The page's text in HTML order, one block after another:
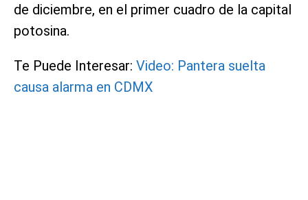
de diciembre, en el primer cuadro de la capital
potosina.
Te Puede Interesar: Video: Pantera suelta
causa alarma en CDMX